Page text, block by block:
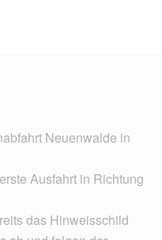
Neuenwalde in
Ausfahrt in Richtung
das Hinweisschild